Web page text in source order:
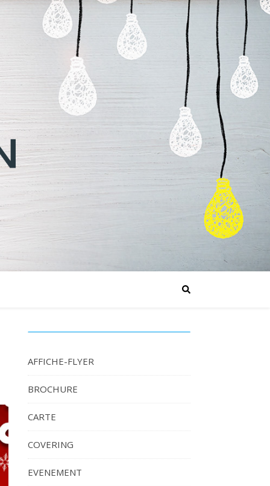
AFFICHE-FLYER
BROCHURE
CARTE
COVERING
EVENEMENT